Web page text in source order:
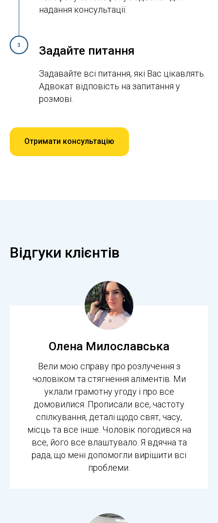
надання консультації.
3 Задайте питання
Задавайте всі питання, які Вас цікавлять.
Адвокат відповість на запитання у
розмові.
Отримати консультацію
Відгуки клієнтів
Олена Милославська
Вели мою справу про розлучення з
чоловіком та стягнення аліментів. Ми
уклали грамотну угоду і про все
домовилися. Прописали все, частоту
спілкування, деталі щодо свят, часу,
місць та все інше. Чоловік погодився на
все, його все влаштувало. Я вдячна та
рада, що мені допомогли вирішити всі
проблеми.